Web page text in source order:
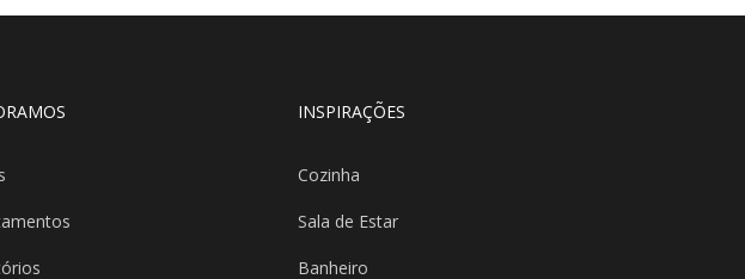
INSPIRAÇÕES
Cozinha
Sala de Estar
Banheiro